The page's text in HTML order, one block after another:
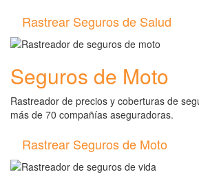
Rastrear Seguros de Salud
Seguros de Moto
Rastreador de precios y coberturas de
más de 70 compañías aseguradoras.
Rastrear Seguros de Moto